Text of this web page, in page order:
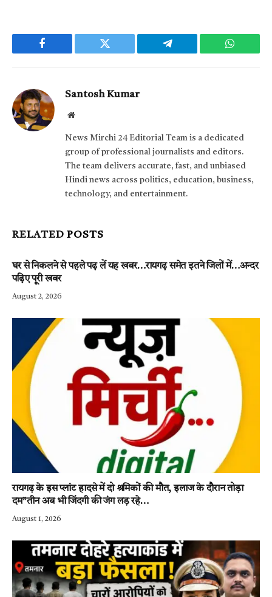
Facebook Twitter Telegram
Santosh Kumar
Website
News Mirchi 24 Editorial Team is a dedicated
group of professional journalists and editors.
The team delivers accurate, fast, and unbiased
Hindi news across politics, education, business,
technology, and entertainment.
RELATEDPOSTS
घर से निकलने से पहले पढ़ लें यह खबर…रायगढ़ समेत इतने जिलों में…अन्दर
पढ़िए पूरी खबर
August 2, 2026
रायगढ़ के इस प्लांट हादसे में दो श्रमिकों की मौत, इलाज के दौरान तोड़ा
दम”तीन अब भी जिंदगी की जंग लड़ रहे…
August 1, 2026